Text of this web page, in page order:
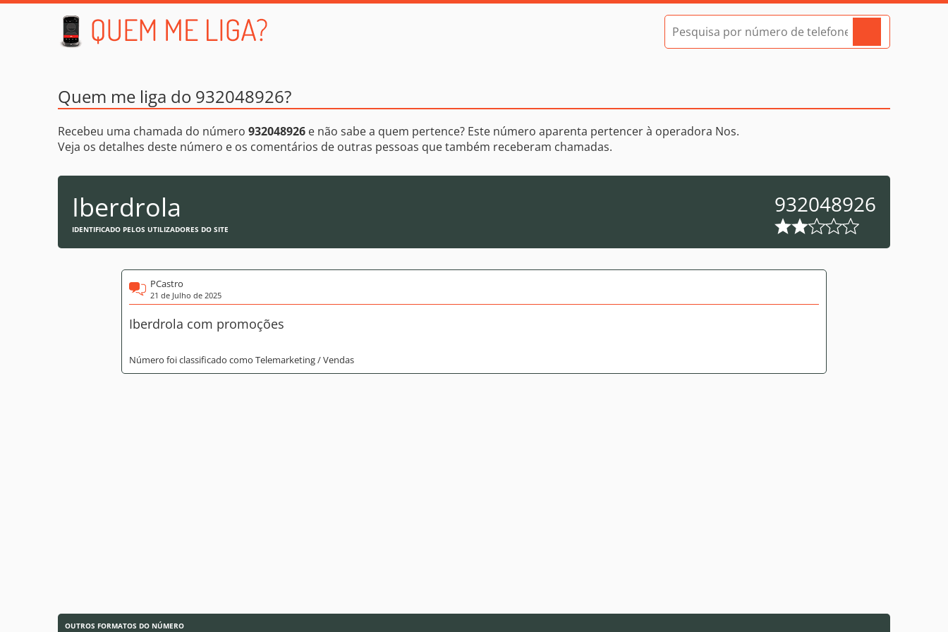
Quem me liga do 932048926?
Recebeu uma chamada do número 932048926 e não sabe a quem pertence? Este número aparenta pertencer à operadora Nos.
Veja os detalhes deste número e os comentários de outras pessoas que também receberam chamadas.
Iberdrola
IDENTIFICADO PELOS UTILIZADORES DO SITE
932048926
PCastro
21 de Julho de 2025
Iberdrola com promoções
Número foi classificado como Telemarketing / Vendas
OUTROS FORMATOS DO NÚMERO